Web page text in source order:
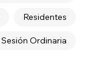
Residentes
Sesión Ordinaria